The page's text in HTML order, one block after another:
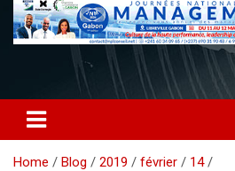
Home Blog 2019 février
14